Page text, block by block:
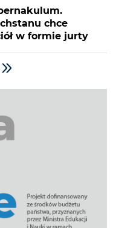
chce
w formie jurty